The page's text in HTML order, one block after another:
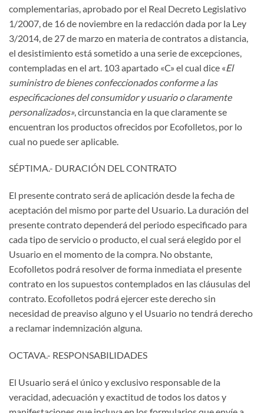
complementarias, aprobado por el Real Decreto Legislativo
1/2007, de 16 de noviembre en la redacción dada por la Ley
3/2014, de 27 de marzo en materia de contratos a distancia,
el desistimiento está sometido a una serie de excepciones,
contempladas en el art. 103 apartado «C» el cual dice «El
suministro de bienes confeccionados conforme a las
especificaciones del consumidor y usuario o claramente
personalizados», circunstancia en la que claramente se
encuentran los productos ofrecidos por Ecofolletos, por lo
cual no puede ser aplicable.
SÉPTIMA.- DURACIÓN DEL CONTRATO
El presente contrato será de aplicación desde la fecha de
aceptación del mismo por parte del Usuario. La duración del
presente contrato dependerá del periodo especificado para
cada tipo de servicio o producto, el cual será elegido por el
Usuario en el momento de la compra. No obstante,
Ecofolletos podrá resolver de forma inmediata el presente
contrato en los supuestos contemplados en las cláusulas del
contrato. Ecofolletos podrá ejercer este derecho sin
necesidad de preaviso alguno y el Usuario no tendrá derecho
a reclamar indemnización alguna.
OCTAVA.- RESPONSABILIDADES
El Usuario será el único y exclusivo responsable de la
veracidad, adecuación y exactitud de todos los datos y